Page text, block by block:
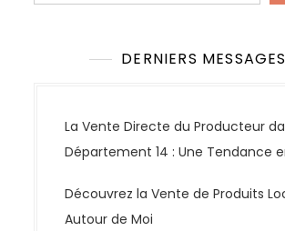
DERNIERS MESSAGES
La Vente Directe du Producteur
Département 14 : Une Tendance
Découvrez la Vente de Produits
Autour de Moi